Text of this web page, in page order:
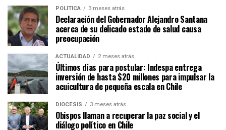
POLÍTICA 3 meses atrás
Declaración del Gobernador Alejandro Santana
acerca de su delicado estado de salud causa
preocupación
ACTUALIDAD 2 meses atrás
Últimos días para postular: Indespa entrega
inversión de hasta $20 millones para impulsar la
acuicultura de pequeña escala en Chile
DIÓCESIS 3 meses atrás
Obispos llaman a recuperar la paz social y el
diálogo político en Chile